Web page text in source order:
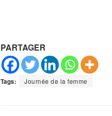
PARTAGER
Tags: Journée de la femme